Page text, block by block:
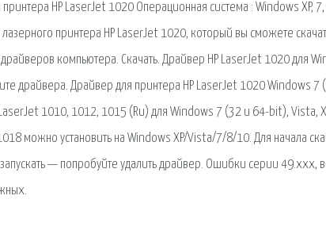
HP LaserJet 1020 Операционная система : Windows
принтера HP LaserJet 1020, который вы сможете
компьютера. Скачать. Драйвер HP LaserJet 1020 для
драйвера. Драйвер для принтера HP LaserJet 1020 Windows
1010, 1012, 1015 (Ru) для Windows 7 (32 и 64-bit), Vista,
можно установить на Windows XP/Vista/7/8/10. Для начала
— попробуйте удалить драйвер. Ошибки серии 49.xxx,